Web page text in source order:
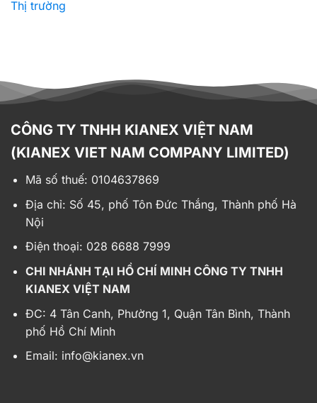
Thị trường
CÔNG TY TNHH KIANEX VIỆT NAM
(KIANEX VIET NAM COMPANY LIMITED)
Mã số thuế: 0104637869
Địa chỉ: Số 45, phố Tôn Đức Thắng, Thành phố Hà
Nội
Điện thoại: 028 6688 7999
CHI NHÁNH TẠI HỒ CHÍ MINH CÔNG TY TNHH
KIANEX VIỆT NAM
ĐC: 4 Tân Canh, Phường 1, Quận Tân Bình, Thành
phố Hồ Chí Minh
Email: info@kianex.vn